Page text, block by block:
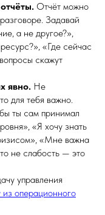
Отчёт можно
Задавай
а не другое?»,
«Где сейчас
скажут
явно. Не
для тебя важно.
ты сам принимал
«Я хочу знать
«Мне важна
не слабость — это
управления
операционного